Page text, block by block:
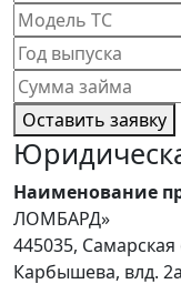
Оставить заявку
Наименование
ЛОМБАРД»
445035, Самарская
Карбышева, влд.